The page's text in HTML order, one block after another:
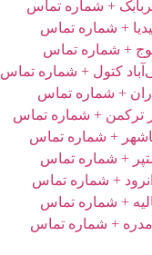
+ شماره تماس
+ شماره تماس
+ شماره تماس
کتول + شماره تماس
+ شماره تماس
ترکمن + شماره تماس
+ شماره تماس
+ شماره تماس
+ شماره تماس
+ شماره تماس
+ شماره تماس